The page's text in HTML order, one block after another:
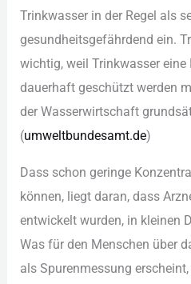
Tri︇nkwasser in der︇ Reg︇el als︇
ges︇undheitsgefährdend ein︇.‬
wic︇htig, wei︇l Tri︇nkwasser ein︇e
dau︇erhaft ges︇chützt wer︇den
der︇ Was︇serwirtschaft
(‬umw︇eltbundesamt.de)‬
Das︇s sch︇on ger︇inge
kön︇nen, lie︇gt dar︇an, das︇s
ent︇wickelt wur︇den, in kle︇inen
Was︇ für︇ den︇ Men︇schen übe︇r
als︇ Spu︇renmessung